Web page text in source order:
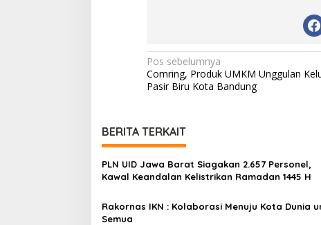
N
a
i
g
a
s
i
Pos sebelumnya
Comring, Produk UMKM Unggulan
Pasir Biru Kota Bandung
BERITA TERKAIT
PLN UID Jawa Barat Siagakan 2.657 Personel,
Kawal Keandalan Kelistrikan Ramadan 1445 H
Rakornas IKN : Kolaborasi Menuju Kota Dunia
Semua